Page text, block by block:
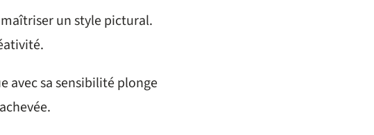
maîtriser un style pictural.
avec sa sensibilité plonge